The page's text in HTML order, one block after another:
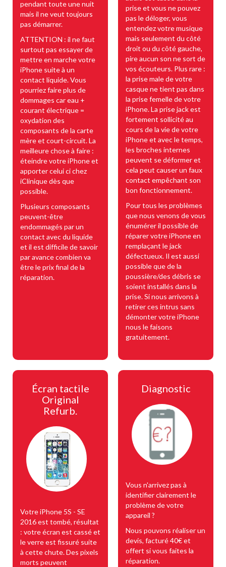
pendant toute une nuit
mais il ne veut toujours
pas démarrer.
ATTENTION : il ne faut
surtout pas essayer de
mettre en marche votre
iPhone suite à un
contact liquide. Vous
pourriez faire plus de
dommages car eau +
courant électrique =
oxydation des
composants de la carte
mère et court-circuit. La
meilleure chose à faire :
éteindre votre iPhone et
apporter celui ci chez
iClinique dès que
possible.
Plusieurs composants
peuvent-être
endommagés par un
contact avec du liquide
et il est difficile de savoir
par avance combien va
être le prix final de la
réparation.
prise et vous ne pouvez
pas le déloger, vous
entendez votre musique
mais seulement du côté
droit ou du côté gauche,
pire aucun son ne sort de
vos écouteurs. Plus rare :
la prise male de votre
casque ne tient pas dans
la prise femelle de votre
iPhone. La prise jack est
fortement sollicité au
cours de la vie de votre
iPhone et avec le temps,
les broches internes
peuvent se déformer et
cela peut causer un faux
contact empêchant son
bon fonctionnement.
Pour tous les problèmes
que nous venons de vous
énumérer il possible de
réparer votre iPhone en
remplaçant le jack
défectueux. Il est aussi
possible que de la
poussière/des débris se
soient installés dans la
prise. Si nous arrivons à
retirer ces intrus sans
démonter votre iPhone
nous le faisons
gratuitement.
Écran tactile
Original
Refurb.
Votre iPhone 5S - SE
2016 est tombé, résultat
: votre écran est cassé et
le verre est fissuré suite
à cette chute. Des pixels
morts peuvent
Diagnostic
Vous n'arrivez pas à
identifier clairement le
problème de votre
appareil ?
Nous pouvons réaliser un
devis, facturé 40€ et
offert si vous faites la
réparation.